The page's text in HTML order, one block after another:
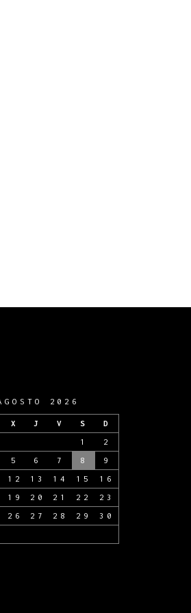
2026
X J V S D
1 2
5 6 7 8 9
12 13 14 15 16
19 20 21 22 23
26 27 28 29 30